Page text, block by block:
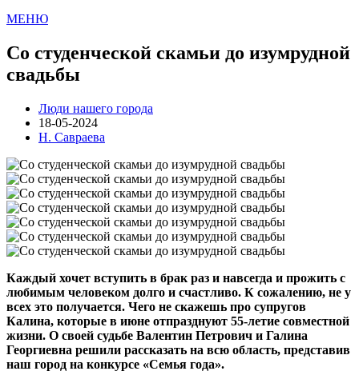
МЕНЮ
Со студенческой скамьи до изумрудной
свадьбы
Люди нашего города
18-05-2024
Н. Савраева
Каждый хочет вступить в брак раз и навсегда и прожить с
любимым человеком долго и счастливо. К сожалению, не у
всех это получается. Чего не скажешь про супругов
Калина, которые в июне отпразднуют 55-летие совместной
жизни. О своей судьбе Валентин Петрович и Галина
Георгиевна решили рассказать на всю область, представив
наш город на конкурсе «Семья года».